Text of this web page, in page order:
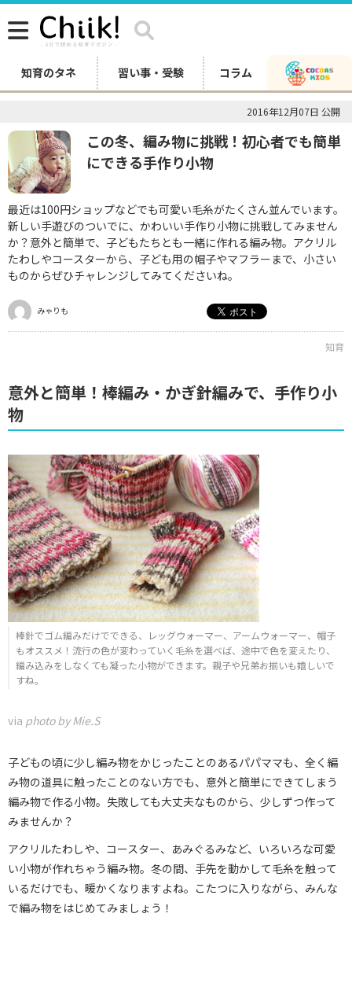
知育のタネ 習い事・受験 コラム
2016年12月07日 公開
この冬、編み物に挑戦！初心者でも簡単
にできる手作り小物
最近は100円ショップなどでも可愛い毛糸がたくさん並んでいます。
新しい手遊びのついでに、かわいい手作り小物に挑戦してみません
か？意外と簡単で、子どもたちとも一緒に作れる編み物。アクリル
たわしやコースターから、子ども用の帽子やマフラーまで、小さい
ものからぜひチャレンジしてみてくださいね。
みゃりも
知育
意外と簡単！棒編み・かぎ針編みで、手作り小
物
棒針でゴム編みだけでできる、レッグウォーマー、アームウォーマー、帽子
もオススメ！流行の色が変わっていく毛糸を選べば、途中で色を変えたり、
編み込みをしなくても凝った小物ができます。親子や兄弟お揃いも嬉しいで
すね。
via photo by Mie.S
子どもの頃に少し編み物をかじったことのあるパパママも、全く編
み物の道具に触ったことのない方でも、意外と簡単にできてしまう
編み物で作る小物。失敗しても大丈夫なものから、少しずつ作って
みませんか？
アクリルたわしや、コースター、あみぐるみなど、いろいろな可愛
い小物が作れちゃう編み物。冬の間、手先を動かして毛糸を触って
いるだけでも、暖かくなりますよね。こたつに入りながら、みんな
で編み物をはじめてみましょう！